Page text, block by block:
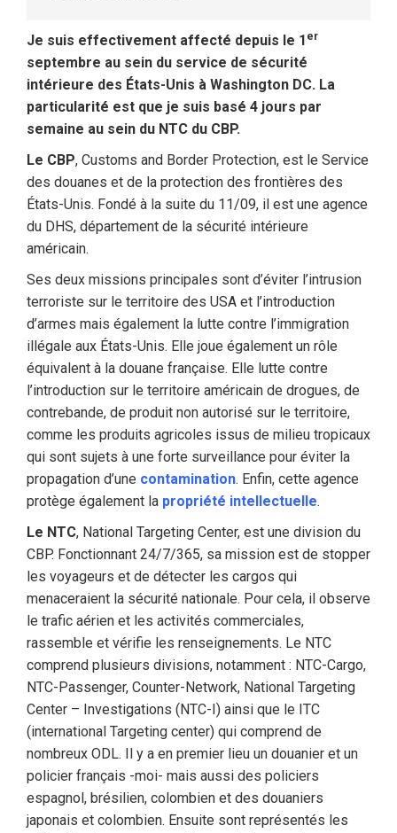
Je suis effectivement affecté depuis le 1 er
septembre au sein du service de sécurité
intérieure des États-Unis à Washington DC. La
particularité est que je suis basé 4 jours par
semaine au sein du NTC du CBP.
Le CBP, Customs and Border Protection, est le Service
des douanes et de la protection des frontières des
États-Unis. Fondé à la suite du 11/09, il est une agence
du DHS, département de la sécurité intérieure
américain.
Ses deux missions principales sont d’éviter l’intrusion
terroriste sur le territoire des USA et l’introduction
d’armes mais également la lutte contre l’immigration
illégale aux États-Unis. Elle joue également un rôle
équivalent à la douane française. Elle lutte contre
l’introduction sur le territoire américain de drogues, de
contrebande, de produit non autorisé sur le territoire,
comme les produits agricoles issus de milieu tropicaux
qui sont sujets à une forte surveillance pour éviter la
propagation d’une contamination. Enfin, cette agence
protège également la propriété intellectuelle.
Le NTC, National Targeting Center, est une division du
CBP. Fonctionnant 24/7/365, sa mission est de stopper
les voyageurs et de détecter les cargos qui
menaceraient la sécurité nationale. Pour cela, il observe
le trafic aérien et les activités commerciales,
rassemble et vérifie les renseignements. Le NTC
comprend plusieurs divisions, notamment : NTC-Cargo,
NTC-Passenger, Counter-Network, National Targeting
Center – Investigations (NTC-I) ainsi que le ITC
(international Targeting center) qui comprend de
nombreux ODL. Il y a en premier lieu un douanier et un
policier français -moi- mais aussi des policiers
espagnol, brésilien, colombien et des douaniers
japonais et colombien. Ensuite sont représentés les